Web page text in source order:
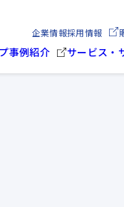
事例紹介 サービス・
企業情報採用情報